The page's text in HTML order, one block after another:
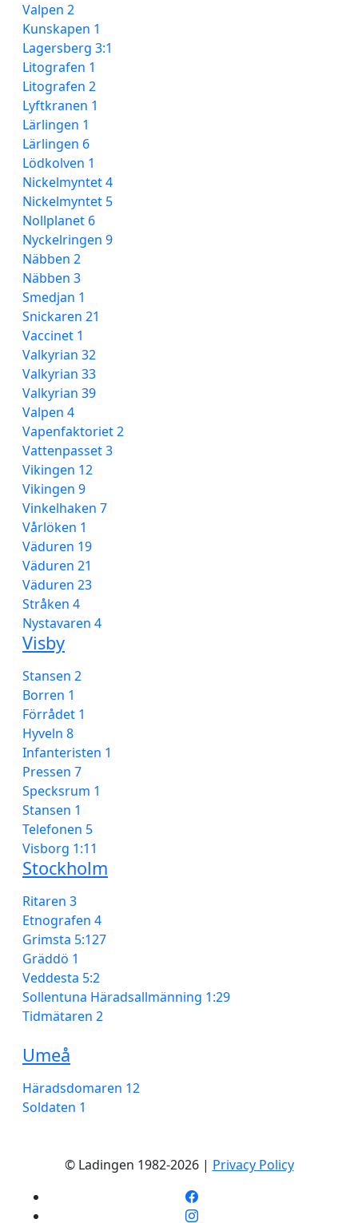
Valpen 2
Kunskapen 1
Lagersberg 3:1
Litografen 1
Litografen 2
Lyftkranen 1
Lärlingen 1
Lärlingen 6
Lödkolven 1
Nickelmyntet 4
Nickelmyntet 5
Nollplanet 6
Nyckelringen 9
Näbben 2
Näbben 3
Smedjan 1
Snickaren 21
Vaccinet 1
Valkyrian 32
Valkyrian 33
Valkyrian 39
Valpen 4
Vapenfaktoriet 2
Vattenpasset 3
Vikingen 12
Vikingen 9
Vinkelhaken 7
Vårlöken 1
Väduren 19
Väduren 21
Väduren 23
Stråken 4
Nystavaren 4
Visby
Stansen 2
Borren 1
Förrådet 1
Hyveln 8
Infanteristen 1
Pressen 7
Specksrum 1
Stansen 1
Telefonen 5
Visborg 1:11
Stockholm
Ritaren 3
Etnografen 4
Grimsta 5:127
Gräddö 1
Veddesta 5:2
Sollentuna Häradsallmänning 1:29
Tidmätaren 2
Umeå
Häradsdomaren 12
Soldaten 1
© Ladingen 1982-2026 | Privacy Policy